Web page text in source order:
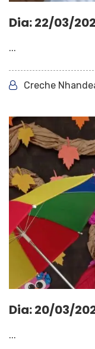
Dia: 22/03/
...
Creche
Dia: 20/03/
...